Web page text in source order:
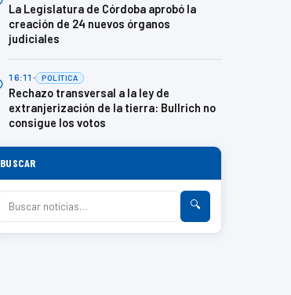
La Legislatura de Córdoba aprobó la
creación de 24 nuevos órganos
judiciales
16:11 POLÍTICA
Rechazo transversal a la ley de
extranjerización de la tierra: Bullrich no
consigue los votos
BUSCAR
🔍